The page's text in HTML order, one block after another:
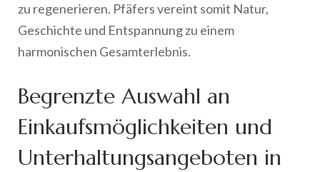
zu regenerieren. Pfäfers vereint somit Natur,
Geschichte und Entspannung zu einem
harmonischen Gesamterlebnis.
Begrenzte Auswahl an
Einkaufsmöglichkeiten und
Unterhaltungsangeboten in